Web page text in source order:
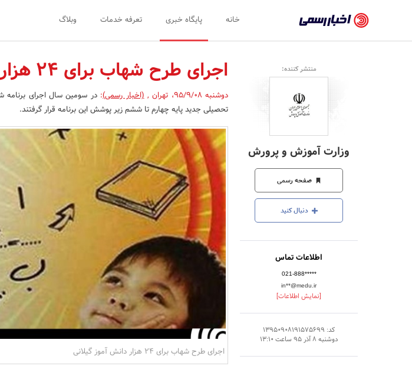
رسمی
-
اخبار
تایید
شده
شرکت‌ها،
سازمان‌ها
و
روابط
عمومی‌ها
خانه پایگاه خبری تعرفه خدمات وبلاگ
منتشر کننده:
وزارت آموزش و پرورش
صفحه رسمی
دنبال کنید
اطلاعات تماس
021-888*****
in**@medu.ir
[نمایش اطلاعات]
کد: 13950908191575699
دوشنبه 8 آذر 95 ساعت 13:10
اجرای طرح شهاب برای 24 هزار دانش آموز گیلانی
دوشنبه 95/9/08 ، تهران ,(اخبار رسمی):
تحصیلی جدید پایه چهارم تا ششم زیر پوشش این برنامه قرار گرفتند.
اجرای طرح شهاب برای 24 هزار دانش آموز گیلانی